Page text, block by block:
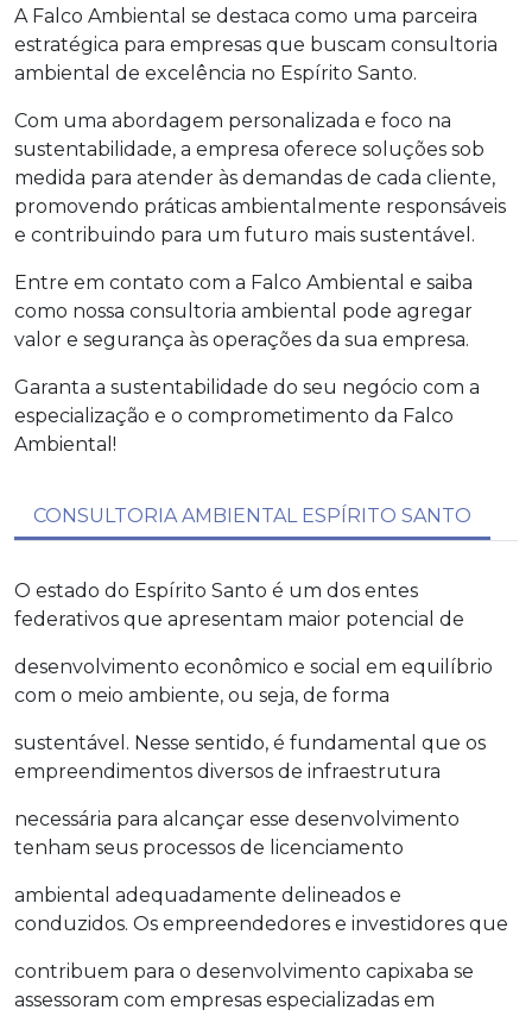
A Falco Ambiental se destaca como uma parceira
estratégica para empresas que buscam consultoria
ambiental de excelência no Espírito Santo.
Com uma abordagem personalizada e foco na
sustentabilidade, a empresa oferece soluções sob
medida para atender às demandas de cada cliente,
promovendo práticas ambientalmente responsáveis
e contribuindo para um futuro mais sustentável.
Entre em contato com a Falco Ambiental e saiba
como nossa consultoria ambiental pode agregar
valor e segurança às operações da sua empresa.
Garanta a sustentabilidade do seu negócio com a
especialização e o comprometimento da Falco
Ambiental!
CONSULTORIA AMBIENTAL ESPÍRITO SANTO
O estado do Espírito Santo é um dos entes
federativos que apresentam maior potencial de
desenvolvimento econômico e social em equilíbrio
com o meio ambiente, ou seja, de forma
sustentável. Nesse sentido, é fundamental que os
empreendimentos diversos de infraestrutura
necessária para alcançar esse desenvolvimento
tenham seus processos de licenciamento
ambiental adequadamente delineados e
conduzidos. Os empreendedores e investidores que
contribuem para o desenvolvimento capixaba se
assessoram com empresas especializadas em